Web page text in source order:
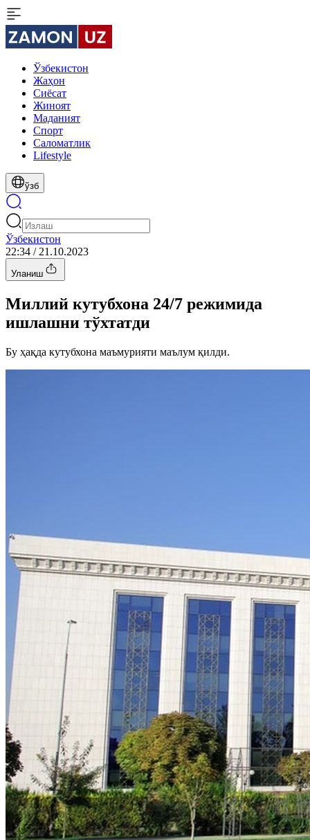
Ўзбекистон
Жаҳон
Сиёсат
Жиноят
Маданият
Спорт
Cаломатлик
Lifestyle
ўзб
Ўзбекистон
22:34 / 21.10.2023
Уланиш
Миллий кутубхона 24/7 режимида
ишлашни тўхтатди
Бу ҳақда кутубхона маъмурияти маълум қилди.